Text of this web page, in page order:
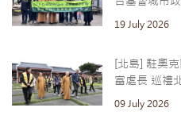
19 July 2026
[北島] 駐奧
富處長 巡禮
09 July 2026